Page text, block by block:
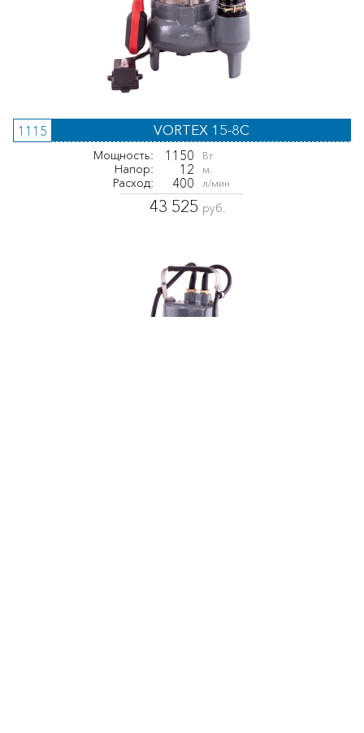
1115 VORTEX 15-8C
Мощность: 1150 Вт
Напор: 12 м.
Расход: 400 л/мин
43 525 руб.